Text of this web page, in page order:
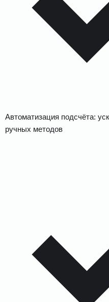
Автоматизация подсчёта:
ручных методов